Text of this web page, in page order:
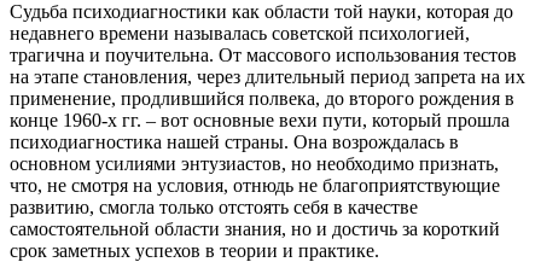
Судьба психодиагностики как области той науки, которая до
недавнего времени называлась советской психологией,
трагична и поучительна. От массового использования тестов
на этапе становления, через длительный период запрета на их
применение, продлившийся полвека, до второго рождения в
конце 1960-х гг. – вот основные вехи пути, который прошла
психодиагностика нашей страны. Она возрождалась в
основном усилиями энтузиастов, но необходимо признать,
что, не смотря на условия, отнюдь не благоприятствующие
развитию, смогла только отстоять себя в качестве
самостоятельной области знания, но и достичь за короткий
срок заметных успехов в теории и практике.